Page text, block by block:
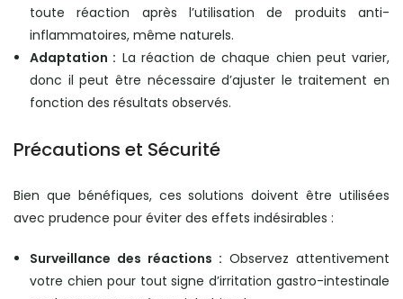
toute réaction après l’utilisation de produits anti-
inflammatoires, même naturels.
Adaptation : La réaction de chaque chien peut varier,
donc il peut être nécessaire d’ajuster le traitement en
fonction des résultats observés.
Précautions et Sécurité
Bien que bénéfiques, ces solutions doivent être utilisées
avec prudence pour éviter des effets indésirables :
Surveillance des réactions : Observez attentivement
votre chien pour tout signe d’irritation gastro-intestinale